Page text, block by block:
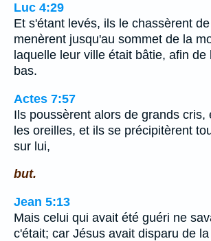
Luc 4:29
Et s'étant levés, ils le chassèrent
menèrent jusqu'au sommet de la
laquelle leur ville était bâtie, afin de
bas.
Actes 7:57
Ils poussèrent alors de grands cris,
les oreilles, et ils se précipitèrent
sur lui,
but.
Jean 5:13
Mais celui qui avait été guéri ne
c'était; car Jésus avait disparu de